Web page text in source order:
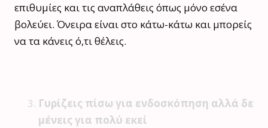
επιθυμίες και τις αναπλάθεις όπως μόνο εσένα
βολεύει. Όνειρα είναι στο κάτω-κάτω και μπορείς
να τα κάνεις ό,τι θέλεις.
Γυρίζεις πίσω για ενδοσκόπηση αλλά δε
μένεις για πολύ εκεί